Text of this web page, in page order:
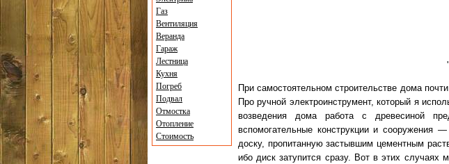
'
При самостоятельном строительстве дома
Про ручной электроинструмент, который я
возведения дома работа с древесиной
вспомогательные конструкции и сооружения
доску, пропитанную застывшим цементным
ибо диск затупится сразу. Вот в этих случаях
Газ
Вентиляция
Веранда
Гараж
Лестница
Кухня
Погреб
Подвал
Отмостка
Отопление
Стоимость